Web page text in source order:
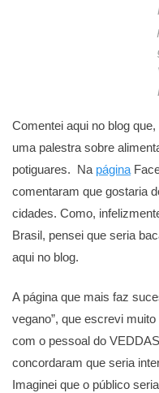
Comentei aqui no blog
uma palestra sobre
potiguares. Na página
comentaram que gostaria
cidades. Como,
Brasil, pensei que seria
aqui no blog.
A página que mais faz
vegano”, que escrevi
com o pessoal do
concordaram que seria
Imaginei que o público